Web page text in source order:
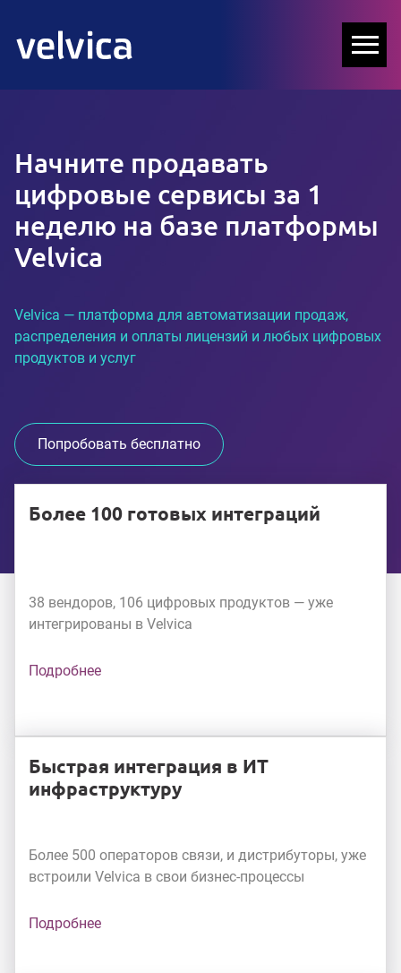
Начните продавать
цифровые сервисы за 1
неделю на базе платформы
Velvica
Velvica — платформа для автоматизации продаж,
распределения и оплаты лицензий и любых цифровых
продуктов и услуг
Попробовать бесплатно
Более 100 готовых интеграций
38 вендоров, 106 цифровых продуктов — уже
интегрированы в Velvica
Подробнее
Быстрая интеграция в ИТ
инфраструктуру
Более 500 операторов связи, и дистрибуторы, уже
встроили Velvica в свои бизнес-процессы
Подробнее